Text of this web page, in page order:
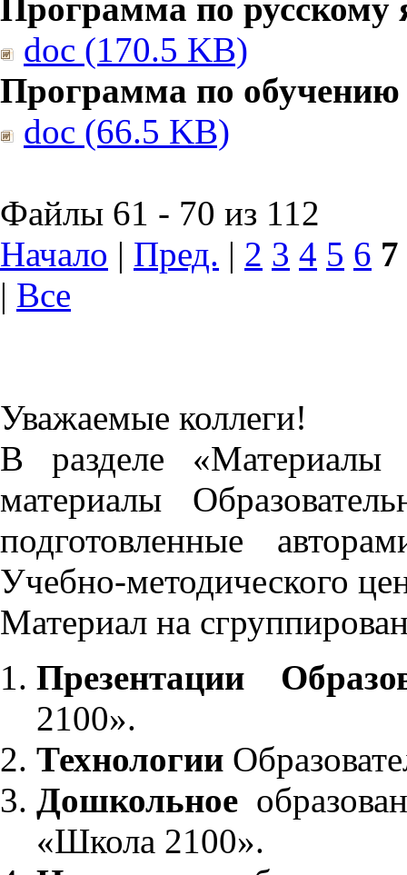
Программа по русскому
doc (170.5 KB)
Программа по обучению
doc (66.5 KB)
Файлы 61 - 70 из 112
Начало | Пред. | 2 3 4 5 6 7
| Все
Уважаемые коллеги!
В разделе «Материалы
материалы
подготовленные
Учебно-методического
Материал на
Презентации
2100».
Технологии
Дошкольное
«Школа 2100».